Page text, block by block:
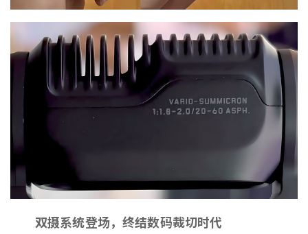
双摄系统登场，终结数码裁切时代